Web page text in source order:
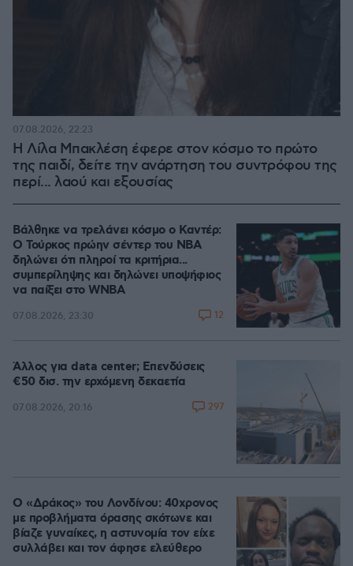
Η Λίλα Μπακλέση έφερε στον κόσμο το πρώτο
της παιδί, δείτε την ανάρτηση του συντρόφου της
περί... λαού και εξουσίας
07.08.2026, 22:23
Βάλθηκε να τρελάνει κόσμο ο Καντέρ:
Ο Τούρκος πρώην σέντερ του NBA
δηλώνει ότι πληροί τα κριτήρια...
συμπερίληψης και δηλώνει υποψήφιος
να παίξει στο WNBA
07.08.2026, 23:30 12
Άλλος για data center; Επενδύσεις
€50 δισ. την ερχόμενη δεκαετία
07.08.2026, 20:16 297
Ο «Δράκος» του Λονδίνου: 40χρονος
με προβλήματα όρασης σκότωνε και
βίαζε γυναίκες, η αστυνομία τον είχε
συλλάβει και τον άφησε ελεύθερο